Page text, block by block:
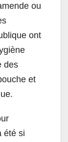
ou
ont
des
et
été si